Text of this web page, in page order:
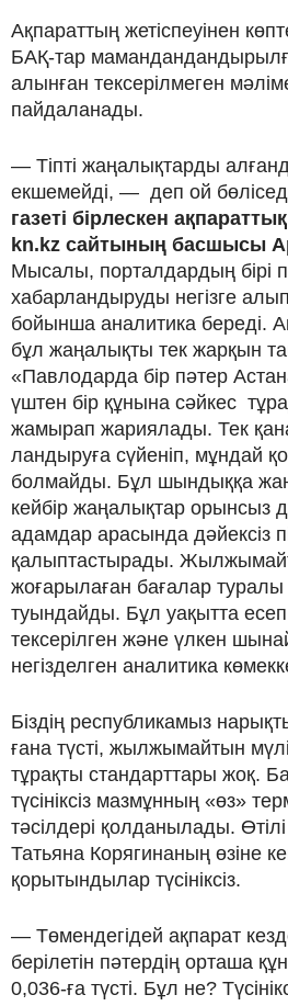
Ақпараттың жетіспеуінен
БАҚ-тар
алынған тексерілмеген
пайдаланады.
— Тіпті жаңалықтарды
екшемейді, — деп ой
газеті бірлескен
kn.kz сайтының басшысы
Мысалы, порталдардың бірі
хабарландыруды негізге
бойынша аналитика береді.
бұл жаңалықты тек жарқын
«Павлодарда бір пәтер
үштен бір құнына сәйкес
жамырап жариялады. Тек
ландыруға сүйеніп, мұндай
болмайды. Бұл шындыққа
кейбір жаңалықтар орынсыз
адамдар арасында дәйексіз
қалыптастырады.
жоғарылаған бағалар туралы
туындайды. Бұл уақытта есеп
тексерілген және үлкен
негізделген аналитика
Біздің республикамыз
ғана түсті, жылжымайтын
тұрақты стандарттары жоқ.
түсініксіз мазмұнның «өз»
тәсілдері қолданылады.
Татьяна Корягинаның өзіне
қорытындылар түсініксіз.
— Төмендегідей ақпарат
берілетін пәтердің орташа
0,036-ға түсті. Бұл не?